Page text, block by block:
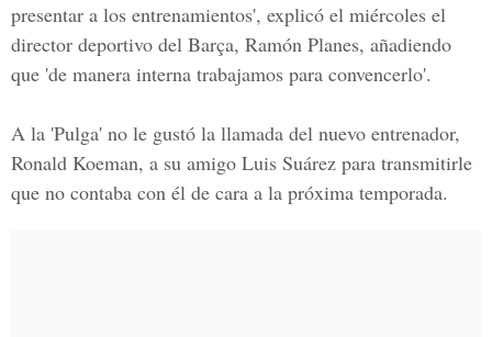
presentar a los entrenamientos', explicó el miércoles el
director deportivo del Barça, Ramón Planes, añadiendo
que 'de manera interna trabajamos para convencerlo'.
A la 'Pulga' no le gustó la llamada del nuevo entrenador,
Ronald Koeman, a su amigo Luis Suárez para transmitirle
que no contaba con él de cara a la próxima temporada.